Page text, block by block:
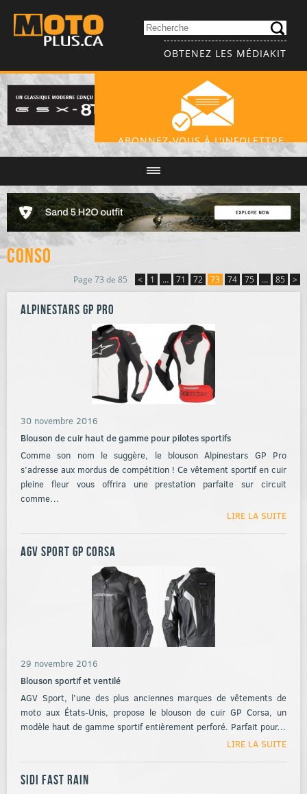
OBTENEZ LES MÉDIAKIT
ABONNEZ-VOUS À L'INFOLETTRE
Conso
Page 73 de 85 < 1 … 71 72 73 74 75 … 85 >
Alpinestars GP Pro
30 novembre 2016
Blouson de cuir haut de gamme pour pilotes sportifs
Comme son nom le suggère, le blouson Alpinestars GP Pro
s’adresse aux mordus de compétition ! Ce vêtement sportif en cuir
pleine fleur vous offrira une prestation parfaite sur circuit
comme…
LIRE LA SUITE
AGV Sport GP Corsa
29 novembre 2016
Blouson sportif et ventilé
AGV Sport, l’une des plus anciennes marques de vêtements de
moto aux États-Unis, propose le blouson de cuir GP Corsa, un
modèle haut de gamme sportif entièrement perforé. Parfait pour…
LIRE LA SUITE
Sidi Fast Rain